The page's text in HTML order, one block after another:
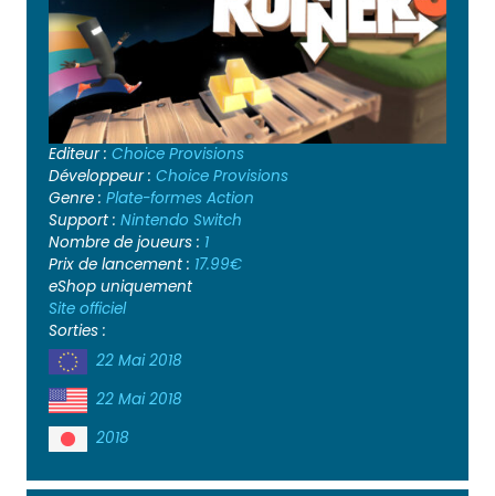
Editeur : Choice Provisions
Développeur : Choice Provisions
Genre : Plate-formes Action
Support : Nintendo Switch
Nombre de joueurs : 1
Prix de lancement : 17.99€
eShop uniquement
Site officiel
Sorties :
22 Mai 2018
22 Mai 2018
2018